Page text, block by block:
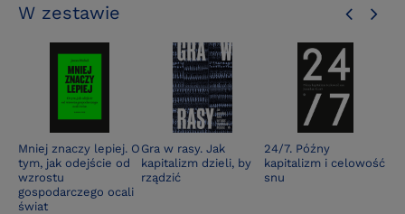
W zestawie
Mniej znaczy lepiej. O
tym, jak odejście od
wzrostu
gospodarczego ocali
świat
Gra w rasy. Jak
kapitalizm dzieli, by
rządzić
24/7. Późny
kapitalizm i celowość
snu